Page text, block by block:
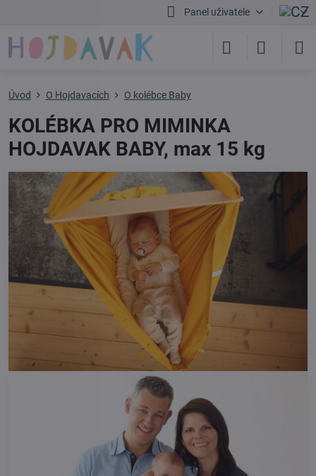
Panel uživatele
Úvod O Hojdavacích O kolébce Baby
KOLÉBKA PRO MIMINKA
HOJDAVAK BABY, max 15 kg